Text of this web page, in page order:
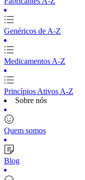
Genéricos de A-Z
Medicamentos A-Z
Princípios Ativos A-Z
Sobre nós
Quem somos
Blog